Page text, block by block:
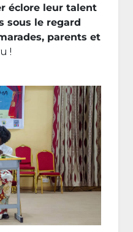
éclore leur talent
sous le regard
parents et
!